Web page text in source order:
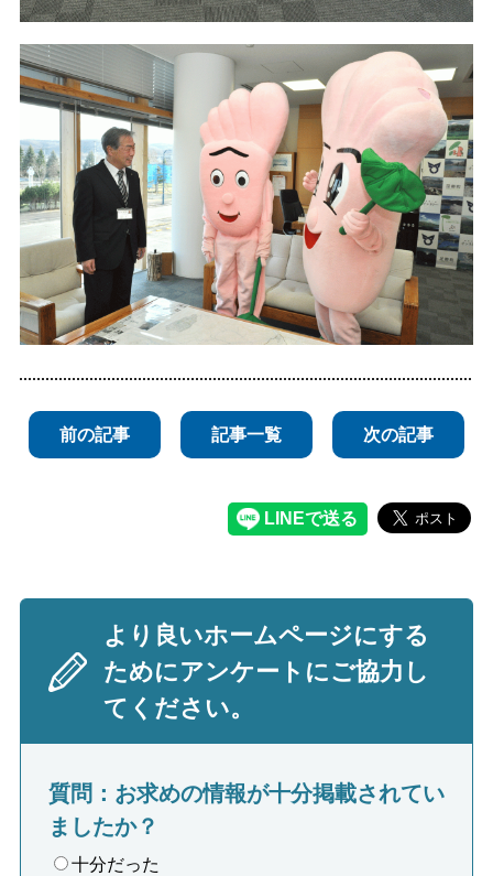
前の記事 記事一覧 次の記事
より良いホームページにする
ためにアンケートにご協力し
てください。
質問：お求めの情報が十分掲載されてい
ましたか？
十分だった